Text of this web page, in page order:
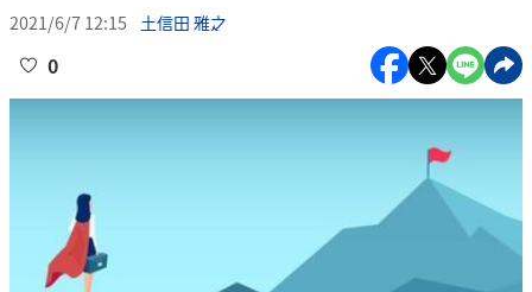
2021/6/7 12:15 土信田 雅之
0